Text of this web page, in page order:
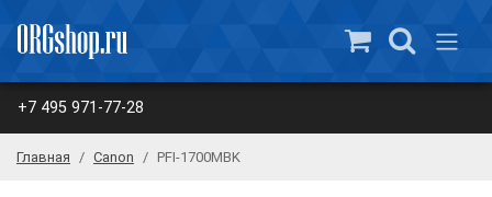
+7 495 971-77-28
Главная Canon PFI-1700MBK